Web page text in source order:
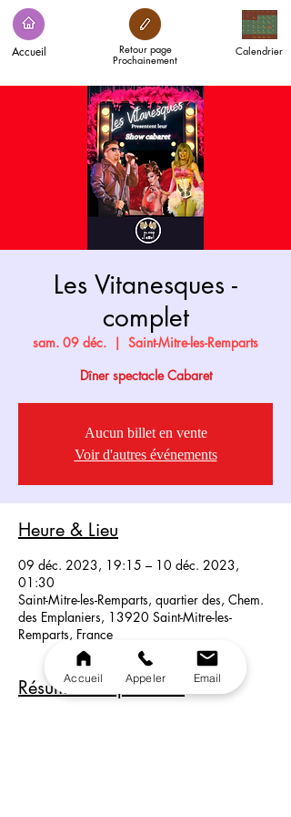
Accueil Calendrier
Retour page
Prochainement
Les Vitanesques -
complet
sam. 09 déc.
  |
Saint-Mitre-les-Remparts
Dîner spectacle Cabaret
Aucun billet en vente
Voir d'autres événements
Heure & Lieu
09 déc. 2023, 19:15 – 10 déc. 2023,
01:30
Saint-Mitre-les-Remparts, quartier des, Chem.
des Emplaniers, 13920 Saint-Mitre-les-
Remparts, France
Résumé du Spectacle
Accueil Appeler Email